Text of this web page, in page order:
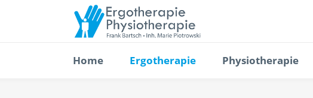
Home Ergotherapie Physiotherapie